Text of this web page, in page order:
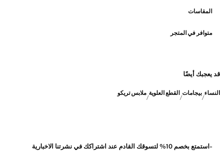
المقاسات
متوافر في المتجر
قد يعجبك أيضًا
النساء بيجامات القطع العلوية ملابس تريكو
-استمتع بخصم 10% لتسوقك القادم عند اشتراكك في نشرتنا الاخبارية